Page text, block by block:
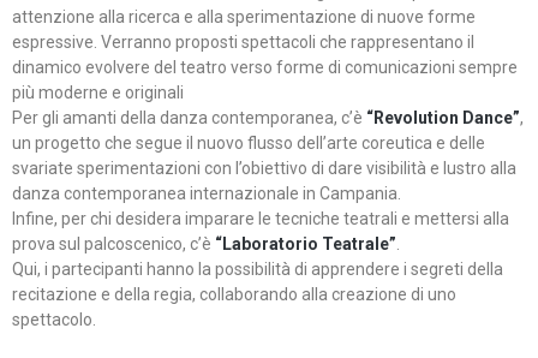
attenzione alla ricerca e alla sperimentazione di nuove forme
espressive. Verranno proposti spettacoli che rappresentano il
dinamico evolvere del teatro verso forme di comunicazioni sempre
più moderne e originali
Per gli amanti della danza contemporanea, c’è “Revolution Dance”,
un progetto che segue il nuovo flusso dell’arte coreutica e delle
svariate sperimentazioni con l’obiettivo di dare visibilità e lustro alla
danza contemporanea internazionale in Campania.
Infine, per chi desidera imparare le tecniche teatrali e mettersi alla
prova sul palcoscenico, c’è “Laboratorio Teatrale”
Qui, i partecipanti hanno la possibilità di apprendere i segreti della
recitazione e della regia, collaborando alla creazione di uno
spettacolo.